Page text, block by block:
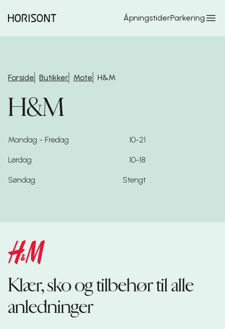
ÅpningstiderParkering
Forside Butikker Mote H&M
H&M
Mandag - Fredag 10-21
Lørdag 10-18
Søndag Stengt
Klær, sko og tilbehør til alle
anledninger